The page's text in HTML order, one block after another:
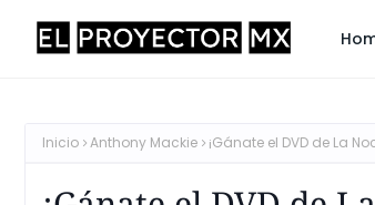
Inicio Anthony Mackie ¡Gánate el DVD de La